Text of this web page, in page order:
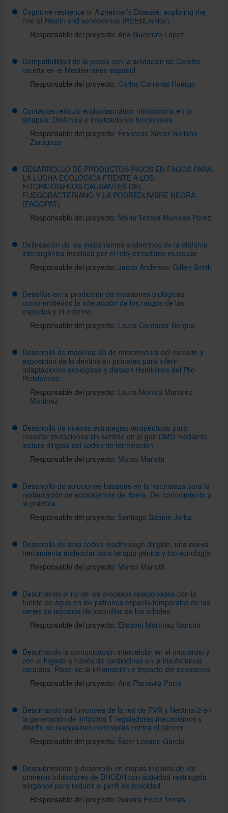
Cognitive resilience in Alzheimer’s Disease: exploring the
role of Reelin and senescence (REEsiLIeNce)
Responsable del proyecto: Ana Guerrero Lopez
Compatibilidad de la pesca con la anidación de Caretta
caretta en el Mediterráneo español
Responsable del proyecto: Carlos Carreras Huergo
Contactos retículo endoplasmático-mitocondria en la
sinapsis: Dinámica e implicaciones funcionales
Responsable del proyecto: Francesc Xavier Soriano
Zaragoza
DESARROLLO DE PRODUCTOS RICOS EN FAGOS PARA
LA LUCHA ECOLÓGICA FRENTE A LOS
FITOPATÓGENOS CAUSANTES DEL
FUEGOBACTERIANO Y LA PODREDUMBRE NEGRA
(FAGOPAT)
Responsable del proyecto: Maria Teresa Muniesa Perez
Delineación de los mecanismos endocrinos de la diafonía
interorgánica mediada por el reloj circadiano muscular
Responsable del proyecto: Jacob Anderson Giffen Smith
Desafíos en la predicción de invasiones biológicas:
comprendiendo la interacción de los rasgos de las
especies y el entorno
Responsable del proyecto: Laura Cardador Bergua
Desarrollo de modelos 3D de microtextura del esmalte y
exposición de la dentina en primates para inferir
adaptaciones ecológicas y dietaen Homininos del Plio-
Pleistoceno
Responsable del proyecto: Laura Monica Martinez
Martinez
Desarrollo de nuevas estrategias terapéuticas para
rescatar mutaciones sin sentido en el gen DMD mediante
lectura dirigida del codón de terminación
Responsable del proyecto: Marco Mariotti
Desarrollo de soluciones basadas en la naturaleza para la
restauración de ecosistemas de ribera. Del conocimiento a
la práctica
Responsable del proyecto: Santiago Sabate Jorba
Desarrollo de stop codon readthrough dirigido, una nueva
herramienta molecular para terapia génica y biotecnología
Responsable del proyecto: Marco Mariotti
Descifrando el rol de los procesos relacionados con la
fuente de agua en los patrones espacio-temporales de las
series de isótopos de losanillos de los árboles
Responsable del proyecto: Elisabet Martínez Sancho
Descifrando la comunicación intercelular en el miocardio y
con el hígado a través de cardiocinas en la insuficiencia
cardíaca. Papel de la inflamación e impacto del exposoma
Responsable del proyecto: Ana Planavila Porta
Descifrando las funciones de la red de PVR y Nectina-2 en
la generación de linfocitos T reguladores mecanismos y
diseño de nuevasinmunoterapias contra el cáncer
Responsable del proyecto: Ester Lozano Garcia
Descubrimiento y desarrollo en etapas iniciales de los
primeros inhibidores de DHODH con actividad restringida
aórganos para reducir el perfil de toxicidad
Responsable del proyecto: Sandra Perez Torras